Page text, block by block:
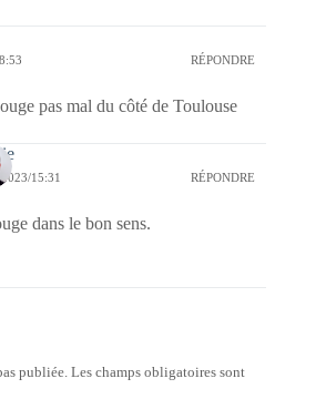
RÉPONDRE
pas mal du côté de Toulouse
15:31 RÉPONDRE
dans le bon sens.
publiée. Les champs obligatoires sont